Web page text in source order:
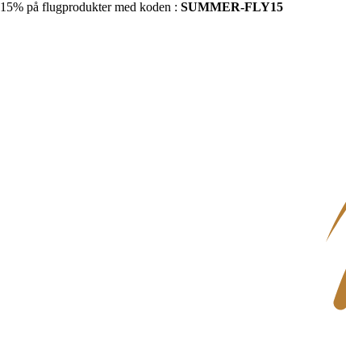
15% på flugprodukter med koden : SUMMER-FLY15